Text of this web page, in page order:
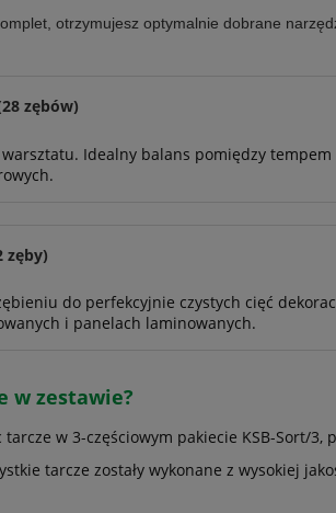
otrzymujesz optymalnie dobrane
zębów)
Idealny balans pomiędzy
zęby)
do perfekcyjnie czystych cięć
i panelach laminowanych.
w zestawie?
tarcze w 3-częściowym pakiecie KSB-Sort/
tarcze zostały wykonane z wysokiej